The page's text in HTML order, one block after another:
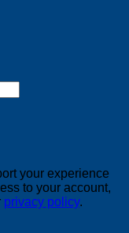
your experience
to your account,
privacy policy.